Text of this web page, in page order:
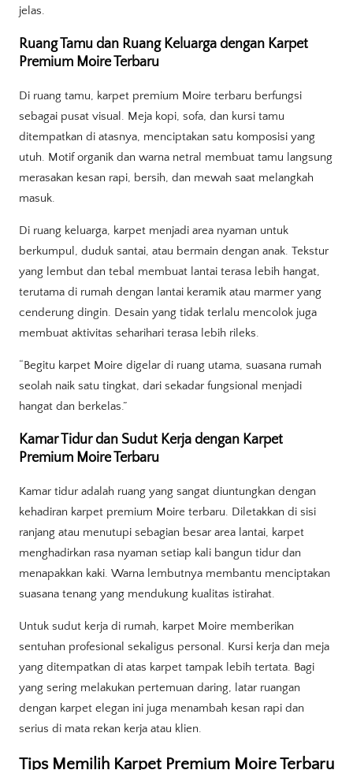
jelas.
Ruang Tamu dan Ruang Keluarga dengan Karpet
Premium Moire Terbaru
Di ruang tamu, karpet premium Moire terbaru berfungsi
sebagai pusat visual. Meja kopi, sofa, dan kursi tamu
ditempatkan di atasnya, menciptakan satu komposisi yang
utuh. Motif organik dan warna netral membuat tamu langsung
merasakan kesan rapi, bersih, dan mewah saat melangkah
masuk.
Di ruang keluarga, karpet menjadi area nyaman untuk
berkumpul, duduk santai, atau bermain dengan anak. Tekstur
yang lembut dan tebal membuat lantai terasa lebih hangat,
terutama di rumah dengan lantai keramik atau marmer yang
cenderung dingin. Desain yang tidak terlalu mencolok juga
membuat aktivitas seharihari terasa lebih rileks.
“Begitu karpet Moire digelar di ruang utama, suasana rumah
seolah naik satu tingkat, dari sekadar fungsional menjadi
hangat dan berkelas.”
Kamar Tidur dan Sudut Kerja dengan Karpet
Premium Moire Terbaru
Kamar tidur adalah ruang yang sangat diuntungkan dengan
kehadiran karpet premium Moire terbaru. Diletakkan di sisi
ranjang atau menutupi sebagian besar area lantai, karpet
menghadirkan rasa nyaman setiap kali bangun tidur dan
menapakkan kaki. Warna lembutnya membantu menciptakan
suasana tenang yang mendukung kualitas istirahat.
Untuk sudut kerja di rumah, karpet Moire memberikan
sentuhan profesional sekaligus personal. Kursi kerja dan meja
yang ditempatkan di atas karpet tampak lebih tertata. Bagi
yang sering melakukan pertemuan daring, latar ruangan
dengan karpet elegan ini juga menambah kesan rapi dan
serius di mata rekan kerja atau klien.
Tips Memilih Karpet Premium Moire Terbaru